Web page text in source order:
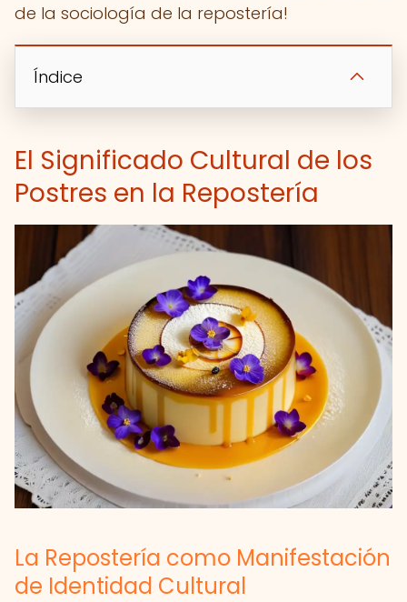
de la sociología de la repostería!
Índice
El Significado Cultural de los
Postres en la Repostería
La Repostería como Manifestación
de Identidad Cultural